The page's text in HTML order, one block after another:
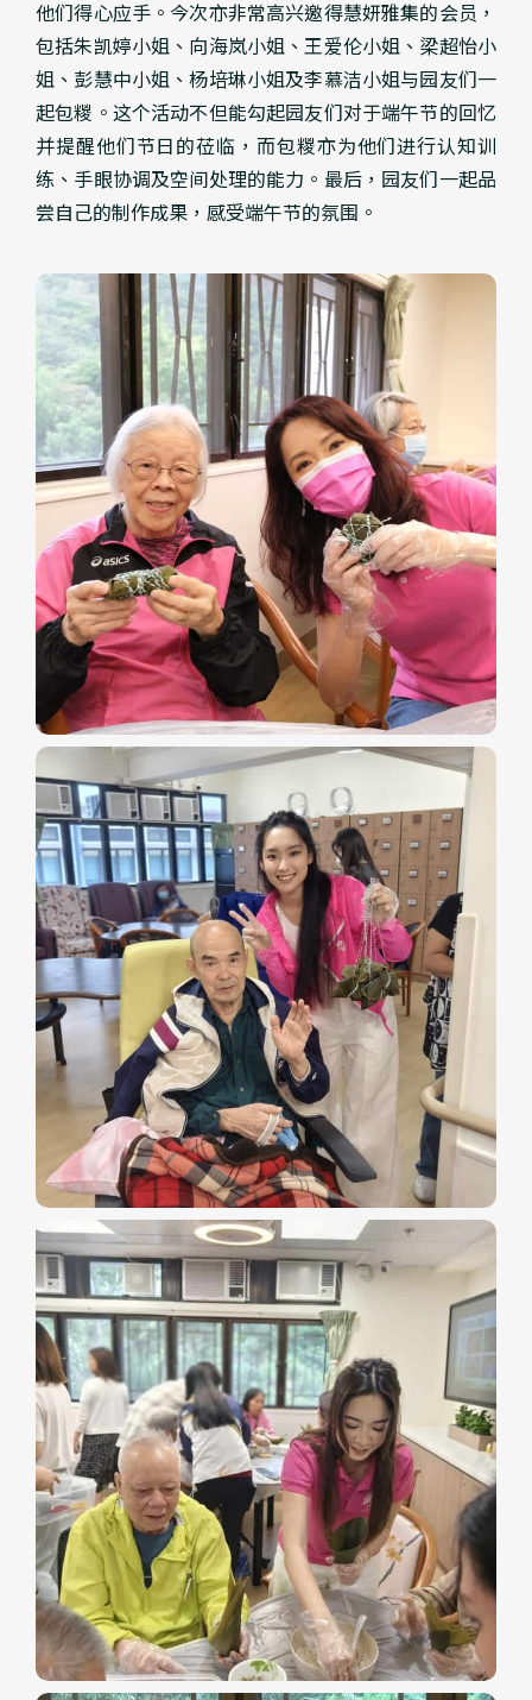
他们得心应手。今次亦非常高兴邀得慧妍雅集的会员，
包括朱凯婷小姐、向海岚小姐、王爱伦小姐、梁超怡小
姐、彭慧中小姐、杨培琳小姐及李慕洁小姐与园友们一
起包糉。这个活动不但能勾起园友们对于端午节的回忆
并提醒他们节日的莅临，而包糉亦为他们进行认知训
练、手眼协调及空间处理的能力。最后，园友们一起品
尝自己的制作成果，感受端午节的氛围。